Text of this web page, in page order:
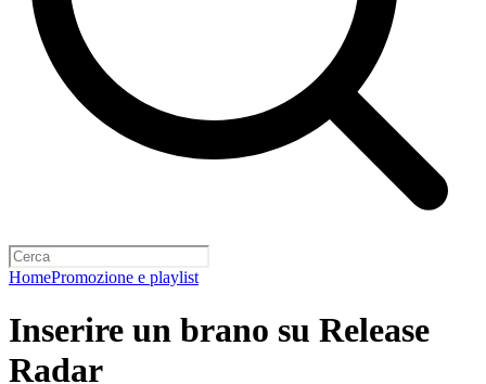
HomePromozione e playlist
Inserire un brano su Release
Radar